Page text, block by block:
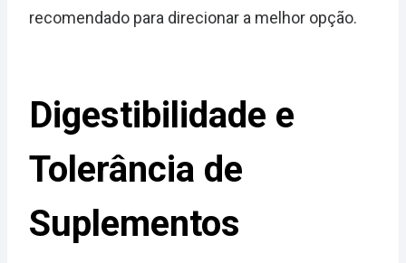
recomendado para direcionar a melhor opção.
Digestibilidade e
Tolerância de
Suplementos